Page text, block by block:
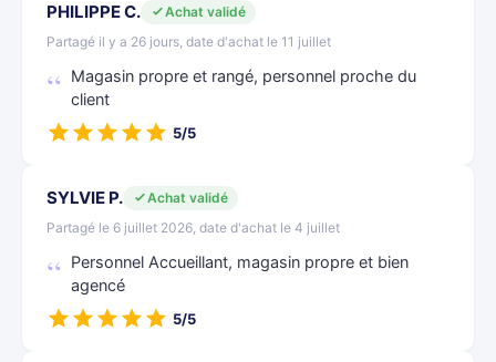
PHILIPPE C.
Achat validé
Partagé il y a 26 jours, date d'achat le 11 juillet
Magasin propre et rangé, personnel proche du
client
5/5
SYLVIE P.
Achat validé
Partagé le 6 juillet 2026, date d'achat le 4 juillet
Personnel Accueillant, magasin propre et bien
agencé
5/5